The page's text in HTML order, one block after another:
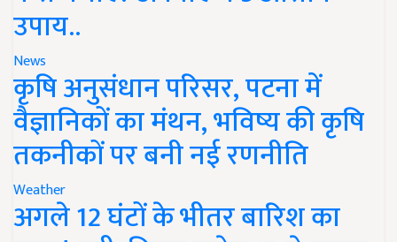
उपाय..
News
कृषि अनुसंधान परिसर, पटना में
वैज्ञानिकों का मंथन, भविष्य की कृषि
तकनीकों पर बनी नई रणनीति
Weather
अगले 12 घंटों के भीतर बारिश का